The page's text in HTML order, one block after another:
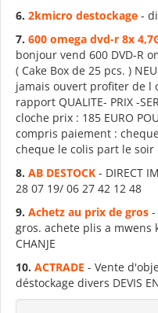
6. 2kmicro destockage -
7. 600 omega dvd-r 8x
bonjour vend 600 DVD-R
( Cake Box de 25 pcs. )
jamais ouvert profiter de l
rapport QUALITE- PRIX -
cloche prix : 185 EURO
compris paiement :
cheque le colis part le soir
8. AB DESTOCK - DIRECT
28 07 19/ 06 27 42 12 48
9. Achetz au prix de gros -
gros. achete plis a mwens
CHANJE
10. ACTRADE - Vente
déstockage divers DEVIS